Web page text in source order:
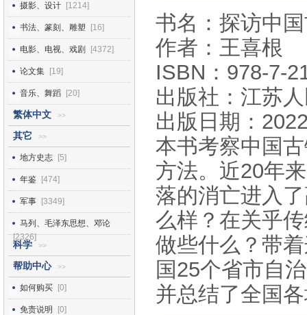
摄影、设计 [1214]
书法、篆刻、雕塑 [16]
电影、电视、戏剧 [4372]
论文集 [19]
音乐、舞蹈 [20]
繁体中文 >>
其它 >>
地方史志 [5]
年鉴 [474]
军事 [3349]
马列、毛泽东思想、邓论
[2326]
科学 >>
帮助中心 >>
如何购买 [0]
免责说明 [0]
书名：探访中
作者：王喜根
ISBN：978-7-
出版社：江苏
出版日期：
本书考察中国
方法。近20年
落的消亡进入
么样？在关乎
做些什么？带
国25个省市自
并总结了全国